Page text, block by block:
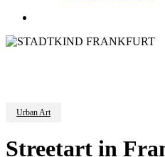
Urban Art
Streetart in